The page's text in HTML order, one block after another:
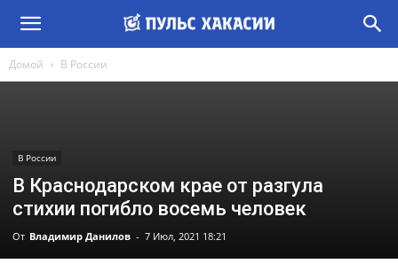
Домой В России
В России
В Краснодарском крае от разгула
стихии погибло восемь человек
От Владимир Данилов - 7 Июл, 2021 18:21